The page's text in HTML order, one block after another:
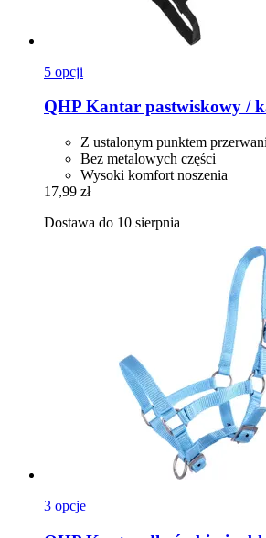
5 opcji
QHP Kantar pastwiskowy /
Z ustalonym punktem
Bez metalowych części
Wysoki komfort noszenia
17,99 zł
Dostawa do 10 sierpnia
3 opcje